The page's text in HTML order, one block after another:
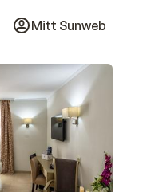
Mitt Sunweb